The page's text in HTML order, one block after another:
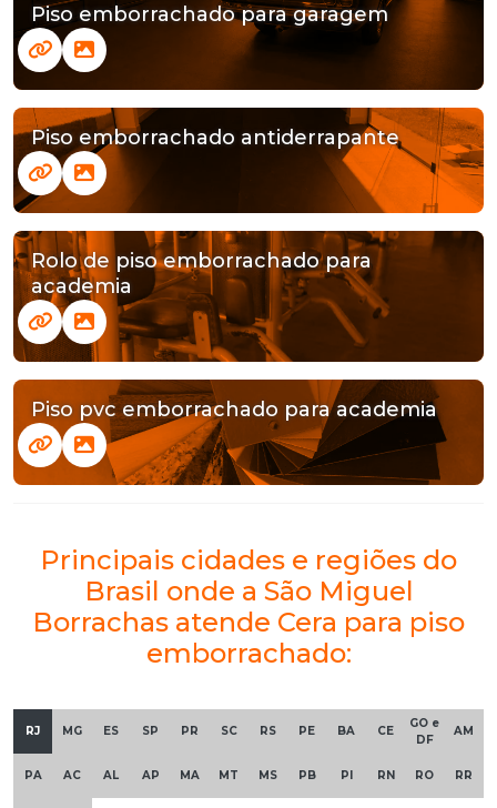
Piso emborrachado para garagem
Piso emborrachado antiderrapante
Rolo de piso emborrachado para
academia
Piso pvc emborrachado para academia
Principais cidades e regiões do
Brasil onde a São Miguel
Borrachas atende Cera para piso
emborrachado:
RJ MG ES SP PR SC RS PE BA CE
GO e
DF
AM
PA AC AL AP MA MT MS PB PI RN RO RR